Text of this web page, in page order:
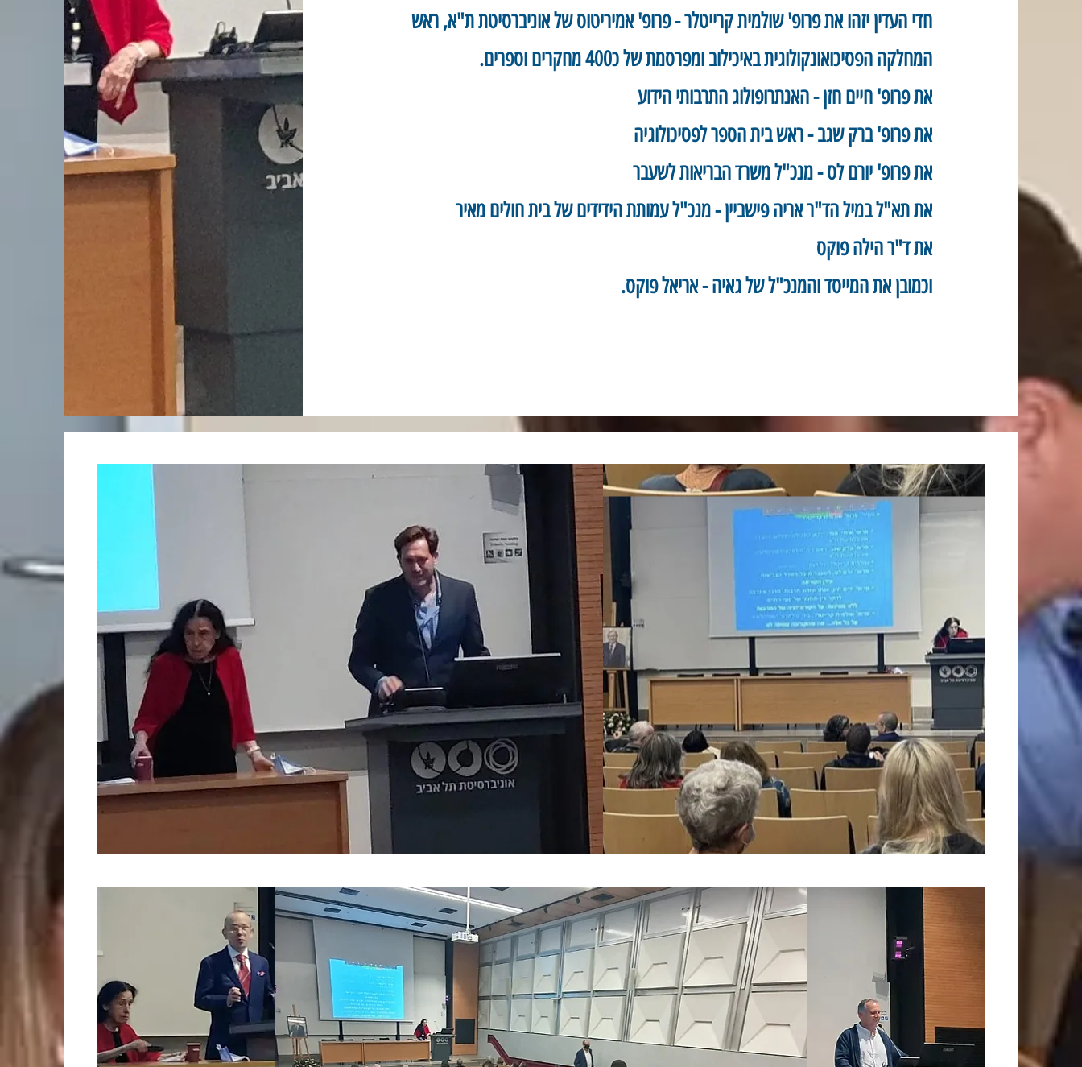
חדי העדין יזהו את פרופ' שולמית קרייטלר - פרופ' אמיריטוס של אוניברסיטת ת"א, ראש
המחלקה הפסיכואונקולוגית באיכילוב ומפרסמת של כ400 מחקרים וספרים.
את פרופ' חיים חזן - האנתרופולוג התרבותי הידוע
את פרופ' ברק שגב - ראש בית הספר לפסיכולוגיה
את פרופ' יורם לס - מנכ"ל משרד הבריאות לשעבר
את תא"ל במיל הד"ר אריה פישביין - מנכ"ל עמותת הידידים של בית חולים מאיר
את ד"ר הילה פוקס
וכמובן את המייסד והמנכ"ל של גאיה - אריאל פוקס.